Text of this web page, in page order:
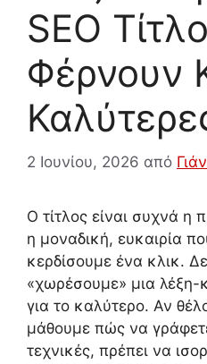
SEO
Φέρνουν
2 Ιουνίου, 2026 από
Ο τίτλος είναι συχνά η
η μοναδική, ευκαιρία
κερδίσουμε ένα κλικ.
«χωρέσουμε» μια λέξη-
για το καλύτερο. Αν
μάθουμε πώς να
τεχνικές, πρέπει να